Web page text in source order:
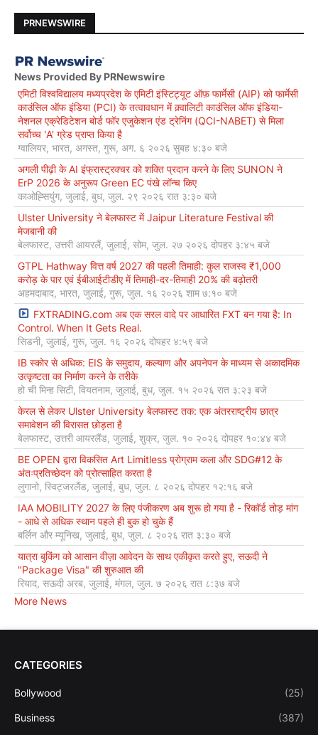
PRNEWSWIRE
News Provided By PRNewswire
एमिटी विश्वविद्यालय मध्यप्रदेश के एमिटी इंस्टिट्यूट ऑफ़ फार्मेसी (AIP) को फार्मेसी
काउंसिल ऑफ इंडिया (PCI) के तत्वावधान में क़्वालिटी काउंसिल ऑफ इंडिया-
नेशनल एक्रेडिटेशन बोर्ड फॉर एजुकेशन एंड ट्रेनिंग (QCI-NABET) से मिला
सर्वोच्च 'A' ग्रेड प्राप्त किया है
ग्वालियर, भारत, अगस्त, गुरू, अग. ६ २०२६ सुबह ४:३० बजे
अगली पीढ़ी के AI इंफ्रास्ट्रक्चर को शक्ति प्रदान करने के लिए SUNON ने
ErP 2026 के अनुरूप Green EC पंखे लॉन्च किए
काओह्सियुंग, जुलाई, बुध, जुल. २९ २०२६ रात ३:३० बजे
Ulster University ने बेलफास्ट में Jaipur Literature Festival की
मेजबानी की
बेलफास्ट, उत्तरी आयरलैं, जुलाई, सोम, जुल. २७ २०२६ दोपहर ३:४५ बजे
GTPL Hathway वित्त वर्ष 2027 की पहली तिमाही: कुल राजस्व ₹1,000
करोड़ के पार एवं ईबीआईटीडीए में तिमाही-दर-तिमाही 20% की बढ़ोतरी
अहमदाबाद, भारत, जुलाई, गुरू, जुल. १६ २०२६ शाम ७:१० बजे
FXTRADING.com अब एक सरल वादे पर आधारित FXT बन गया है: In
Control. When It Gets Real.
सिडनी, जुलाई, गुरू, जुल. १६ २०२६ दोपहर ४:५९ बजे
IB स्कोर से अधिक: EIS के समुदाय, कल्याण और अपनेपन के माध्यम से अकादमिक
उत्कृष्टता का निर्माण करने के तरीके
हो ची मिन्ह सिटी, वियतनाम, जुलाई, बुध, जुल. १५ २०२६ रात ३:२३ बजे
केरल से लेकर Ulster University बेलफास्ट तक: एक अंतरराष्ट्रीय छात्र
समावेशन की विरासत छोड़ता है
बेलफास्ट, उत्तरी आयरलैंड, जुलाई, शुक्र, जुल. १० २०२६ दोपहर १०:४४ बजे
BE OPEN द्वारा विकसित Art Limitless प्रोग्राम कला और SDG#12 के
अंतःप्रतिच्छेदन को प्रोत्साहित करता है
लुगानो, स्विट्जरलैंड, जुलाई, बुध, जुल. ८ २०२६ दोपहर १२:१६ बजे
IAA MOBILITY 2027 के लिए पंजीकरण अब शुरू हो गया है - रिकॉर्ड तोड़ मांग
- आधे से अधिक स्थान पहले ही बुक हो चुके हैं
बर्लिन और म्यूनिख, जुलाई, बुध, जुल. ८ २०२६ रात ३:३० बजे
यात्रा बुकिंग को आसान वीज़ा आवेदन के साथ एकीकृत करते हुए, सऊदी ने
"Package Visa" की शुरुआत की
रियाद, सऊदी अरब, जुलाई, मंगल, जुल. ७ २०२६ रात ८:३७ बजे
More News
CATEGORIES
Bollywood (25)
Business (387)